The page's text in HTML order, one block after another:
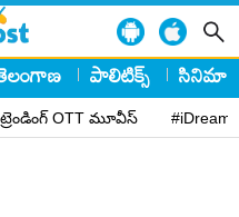
పాలిటిక్స్ సినిమా
OTT మూవీస్